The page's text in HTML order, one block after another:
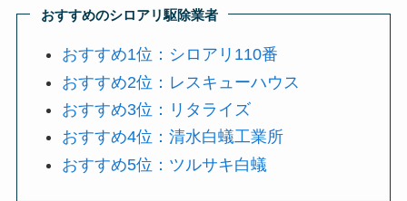
おすすめのシロアリ駆除業者
おすすめ1位：シロアリ110番
おすすめ2位：レスキューハウス
おすすめ3位：リタライズ
おすすめ4位：清水白蟻工業所
おすすめ5位：ツルサキ白蟻